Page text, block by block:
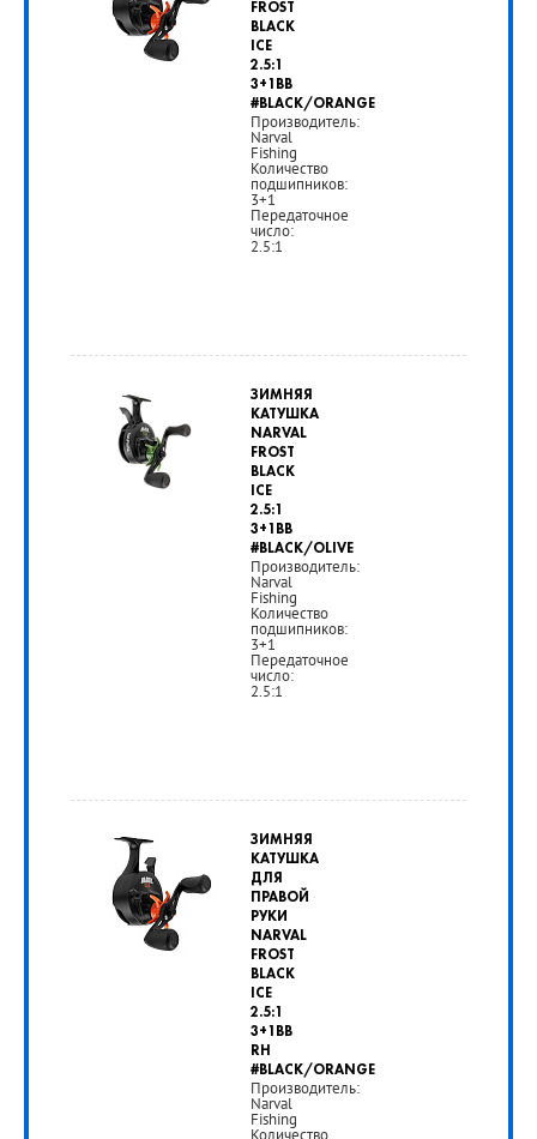
FROST
BLACK
ICE
2.5:1
3+1BB
#BLACK/ORANGE
Производитель:
Narval
Fishing
Количество
подшипников:
3+1
Передаточное
число:
2.5:1
3
590
руб.
РУБ
ЗИМНЯЯ
КАТУШКА
NARVAL
FROST
BLACK
ICE
2.5:1
3+1BB
#BLACK/OLIVE
Производитель:
Narval
Fishing
Количество
подшипников:
3+1
Передаточное
число:
2.5:1
3
590
руб.
РУБ
ЗИМНЯЯ
КАТУШКА
ДЛЯ
ПРАВОЙ
РУКИ
NARVAL
FROST
BLACK
ICE
2.5:1
3+1BB
RH
#BLACK/ORANGE
Производитель:
Narval
Fishing
Количество